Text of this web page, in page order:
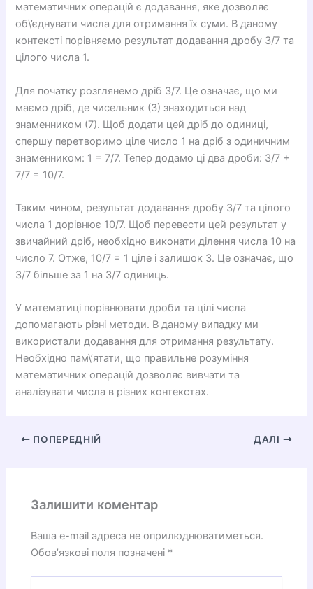
математичних операцій є додавання, яке дозволяє
об\’єднувати числа для отримання їх суми. В даному
контексті порівняємо результат додавання дробу 3/7 та
цілого числа 1.
Для початку розглянемо дріб 3/7. Це означає, що ми
маємо дріб, де чисельник (3) знаходиться над
знаменником (7). Щоб додати цей дріб до одиниці,
спершу перетворимо ціле число 1 на дріб з одиничним
знаменником: 1 = 7/7. Тепер додамо ці два дроби: 3/7 +
7/7 = 10/7.
Таким чином, результат додавання дробу 3/7 та цілого
числа 1 дорівнює 10/7. Щоб перевести цей результат у
звичайний дріб, необхідно виконати ділення числа 10 на
число 7. Отже, 10/7 = 1 ціле і залишок 3. Це означає, що
3/7 більше за 1 на 3/7 одиниць.
У математиці порівнювати дроби та цілі числа
допомагають різні методи. В даному випадку ми
використали додавання для отримання результату.
Необхідно пам\’ятати, що правильне розуміння
математичних операцій дозволяє вивчати та
аналізувати числа в різних контекстах.
ПОПЕРЕДНІЙ ДАЛІ
Залишити коментар
Ваша e-mail адреса не оприлюднюватиметься.
Обов’язкові поля позначені *